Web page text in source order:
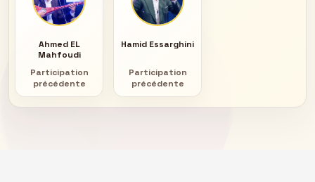
Ahmed EL
Mahfoudi
Participation
précédente
Hamid Essarghini
Participation
précédente